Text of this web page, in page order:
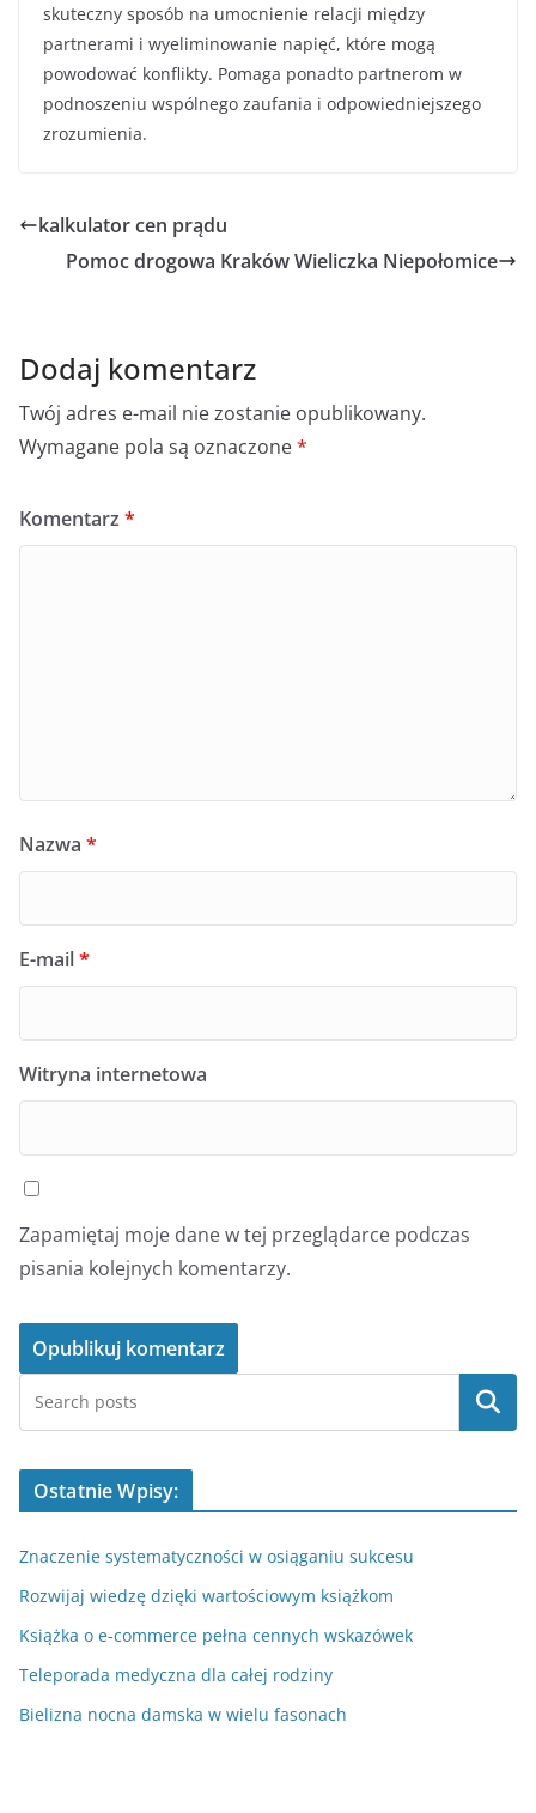
skuteczny sposób na umocnienie relacji między
partnerami i wyeliminowanie napięć, które mogą
powodować konflikty. Pomaga ponadto partnerom w
podnoszeniu wspólnego zaufania i odpowiedniejszego
zrozumienia.
kalkulator cen prądu
Pomoc drogowa Kraków Wieliczka Niepołomice
Dodaj komentarz
Twój adres e-mail nie zostanie opublikowany.
Wymagane pola są oznaczone*
Komentarz *
Nazwa *
E-mail*
Witryna internetowa
Zapamiętaj moje dane w tej przeglądarce podczas
pisania kolejnych komentarzy.
Szukaj
Ostatnie Wpisy:
Znaczenie systematyczności w osiąganiu sukcesu
Rozwijaj wiedzę dzięki wartościowym książkom
Książka o e-commerce pełna cennych wskazówek
Teleporada medyczna dla całej rodziny
Bielizna nocna damska w wielu fasonach